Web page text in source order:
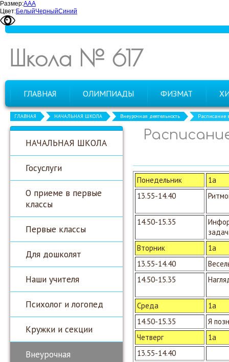
Размер:ААА
Цвет:БелыйЧерныйСиний
Школа № 617
ГЛАВНАЯ ОЛИМПИАДЫ ФИЗМАТ
ГЛАВНАЯ НАЧАЛЬНАЯ ШКОЛА Внеурочная деятельность Расписание
НАЧАЛЬНАЯ ШКОЛА
Госуслуги
О приеме в первые
классы
Первые классы
Для дошколят
Наши учителя
Психолог и логопед
Кружки и секции
Внеурочная
Понедельник
1а
13.55-14.40
14.50-15.35
Вторник
1а
13.55-14.40
14.50-15.35
Среда
1а
14.50-15.35
Я
Четверг
1а
13.55-14.40